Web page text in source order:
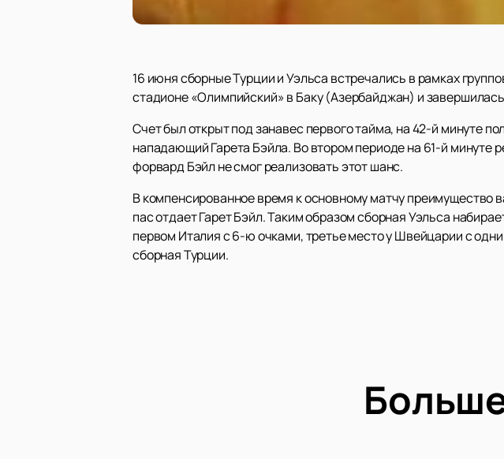
16 июня сборные Турции и Уэльса встречались в рамках
стадионе «Олимпийский» в Баку (Азербайджан) и
Счет был открыт под занавес первого тайма, на 42-й минуте
нападающий Гарета Бэйла. Во втором периоде на 61-й минуте
форвард Бэйл не смог реализовать этот шанс.
В компенсированное время к основному матчу преимущество
пас отдает Гарет Бэйл. Таким образом сборная Уэльса
первом Италия с 6-ю очками, третье место у Швейцарии с
сборная Турции.